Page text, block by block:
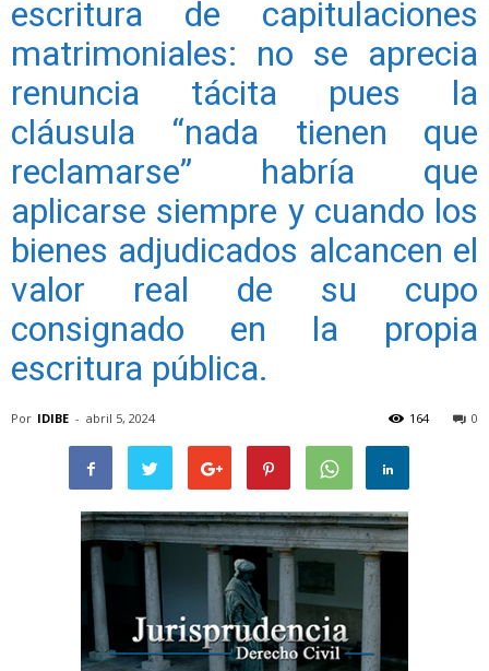
escritura de capitulaciones
matrimoniales: no se aprecia
renuncia tácita pues la
cláusula “nada tienen que
reclamarse” habría que
aplicarse siempre y cuando los
bienes adjudicados alcancen el
valor real de su cupo
consignado en la propia
escritura pública.
Por IDIBE - abril 5, 2024 0
164